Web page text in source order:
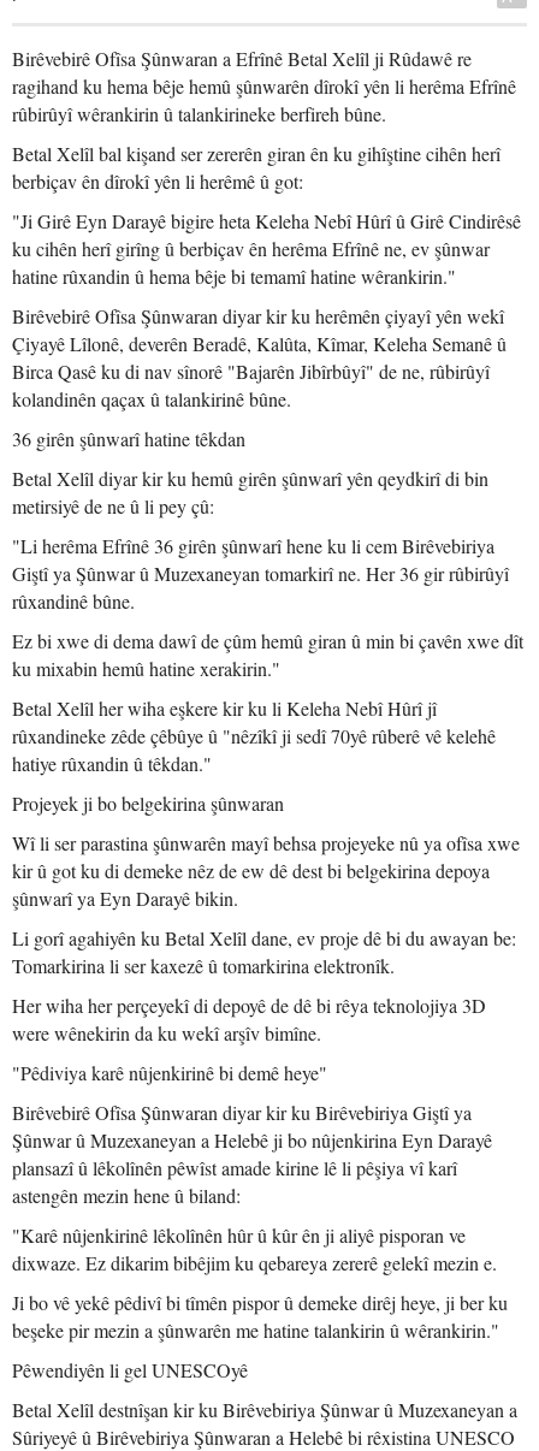
Birêvebirê Ofîsa Şûnwaran a Efrînê Betal Xelîl ji Rûdawê re
ragihand ku hema bêje hemû şûnwarên dîrokî yên li herêma Efrînê
rûbirûyî wêrankirin û talankirineke berfireh bûne.
Betal Xelîl bal kişand ser zererên giran ên ku gihîştine cihên herî
berbiçav ên dîrokî yên li herêmê û got:
"Ji Girê Eyn Darayê bigire heta Keleha Nebî Hûrî û Girê Cindirêsê
ku cihên herî girîng û berbiçav ên herêma Efrînê ne, ev şûnwar
hatine rûxandin û hema bêje bi temamî hatine wêrankirin."
Birêvebirê Ofîsa Şûnwaran diyar kir ku herêmên çiyayî yên wekî
Çiyayê Lîlonê, deverên Beradê, Kalûta, Kîmar, Keleha Semanê û
Birca Qasê ku di nav sînorê "Bajarên Jibîrbûyî" de ne, rûbirûyî
kolandinên qaçax û talankirinê bûne.
36 girên şûnwarî hatine têkdan
Betal Xelîl diyar kir ku hemû girên şûnwarî yên qeydkirî di bin
metirsiyê de ne û li pey çû:
"Li herêma Efrînê 36 girên şûnwarî hene ku li cem Birêvebiriya
Giştî ya Şûnwar û Muzexaneyan tomarkirî ne. Her 36 gir rûbirûyî
rûxandinê bûne.
Ez bi xwe di dema dawî de çûm hemû giran û min bi çavên xwe dît
ku mixabin hemû hatine xerakirin."
Betal Xelîl her wiha eşkere kir ku li Keleha Nebî Hûrî jî
rûxandineke zêde çêbûye û "nêzîkî ji sedî 70yê rûberê vê kelehê
hatiye rûxandin û têkdan."
Projeyek ji bo belgekirina şûnwaran
Wî li ser parastina şûnwarên mayî behsa projeyeke nû ya ofîsa xwe
kir û got ku di demeke nêz de ew dê dest bi belgekirina depoya
şûnwarî ya Eyn Darayê bikin.
Li gorî agahiyên ku Betal Xelîl dane, ev proje dê bi du awayan be:
Tomarkirina li ser kaxezê û tomarkirina elektronîk.
Her wiha her perçeyekî di depoyê de dê bi rêya teknolojiya 3D
were wênekirin da ku wekî arşîv bimîne.
"Pêdiviya karê nûjenkirinê bi demê heye"
Birêvebirê Ofîsa Şûnwaran diyar kir ku Birêvebiriya Giştî ya
Şûnwar û Muzexaneyan a Helebê ji bo nûjenkirina Eyn Darayê
plansazî û lêkolînên pêwîst amade kirine lê li pêşiya vî karî
astengên mezin hene û biland:
"Karê nûjenkirinê lêkolînên hûr û kûr ên ji aliyê pisporan ve
dixwaze. Ez dikarim bibêjim ku qebareya zererê gelekî mezin e.
Ji bo vê yekê pêdivî bi tîmên pispor û demeke dirêj heye, ji ber ku
beşeke pir mezin a şûnwarên me hatine talankirin û wêrankirin."
Pêwendiyên li gel UNESCOyê
Betal Xelîl destnîşan kir ku Birêvebiriya Şûnwar û Muzexaneyan a
Sûriyeyê û Birêvebiriya Şûnwaran a Helebê bi rêxistina UNESCO